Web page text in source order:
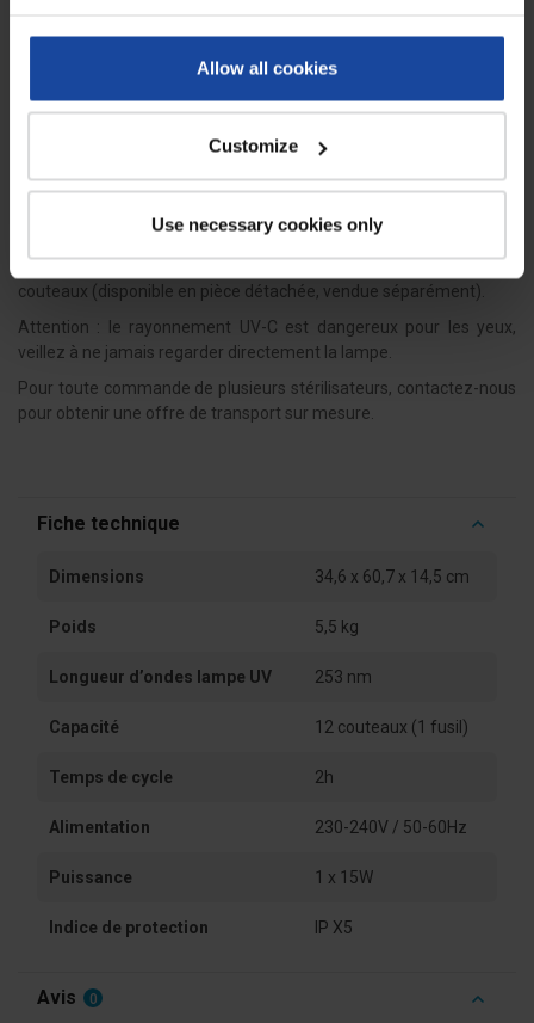
Allow all cookies
Customize
Use necessary cookies only
permet plus aux bactéries de se développer sur les couteaux. Il
est donc préférable de les conserver dans l'armoire car cela évite
changer fréquemment de couteaux pour de meilleures conditions
d’hygiène. Pour une efficacité optimale de l’armoire de
stérilisation, la lampe UV-C doit être changée tous les ans, au-delà,
couteaux (disponible en pièce détachée, vendue séparément).
Attention : le rayonnement UV-C est dangereux pour les yeux,
veillez à ne jamais regarder directement la lampe.
Pour toute commande de plusieurs stérilisateurs, contactez-nous
pour obtenir une offre de transport sur mesure.
Fiche technique
Dimensions 34,6 x 60,7 x 14,5 cm
Poids 5,5 kg
Longueur d’ondes lampe UV 253 nm
Capacité 12 couteaux (1 fusil)
Temps de cycle 2h
Alimentation 230-240V / 50-60Hz
Puissance 1 x 15W
Indice de protection IP X5
Avis 0